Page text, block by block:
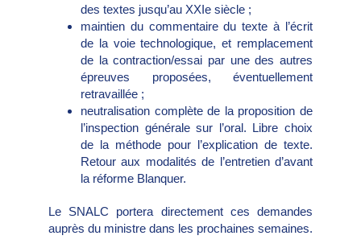
des textes jusqu’au XXIe siècle ;
maintien du commentaire du texte à l’écrit
de la voie technologique, et remplacement
de la contraction/essai par une des autres
épreuves proposées, éventuellement
retravaillée ;
neutralisation complète de la proposition de
l’inspection générale sur l’oral. Libre choix
de la méthode pour l’explication de texte.
Retour aux modalités de l’entretien d’avant
la réforme Blanquer.
Le SNALC portera directement ces demandes
auprès du ministre dans les prochaines semaines.